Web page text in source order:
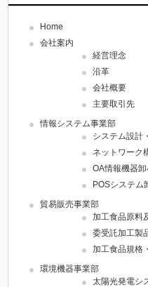
Home
会社案内
経営理念
沿革
会社概要
主要取引先
情報システム事業部
システム設計
ネットワーク
OA情報機器
POSシステム
貿易販売事業部
加工食品原料
委受託加工製
加工食品規格
環境機器事業部
太陽光発電シ